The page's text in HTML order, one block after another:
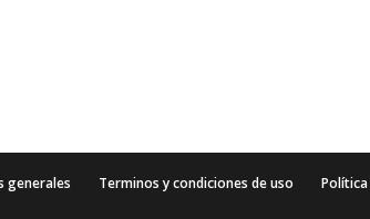
generales Terminos y condiciones de uso
Política